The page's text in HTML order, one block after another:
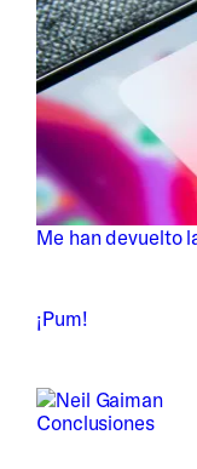
Me han devuelto
¡Pum!
Conclusiones